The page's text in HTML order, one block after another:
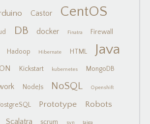
Castor CentOS
DB docker Finatra Firewall
Hadoop Hibernate HTML Java
Kickstart kubernetes MongoDB
NodeJs NoSQL Openshift
Prototype Robots
Scalatra scrum svn taiga